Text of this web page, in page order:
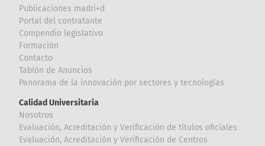
Publicaciones madri+d
Portal del contratante
Compendio legislativo
Formación
Contacto
Tablón de Anuncios
Panorama de la innovación por sectores y tecnologías
Calidad Universitaria
Nosotros
Evaluación, Acreditación y Verificación de títulos oficiales
Evaluación, Acreditación y Verificación de Centros